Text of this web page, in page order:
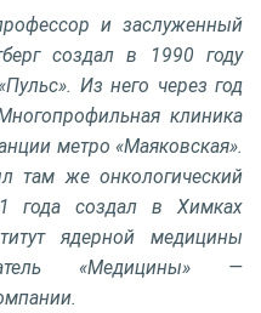
и заслуженный
создал в 1990 году
Из него через год
клиника
метро «Маяковская».
там же онкологический
года создал в Химках
ядерной медицины
«Медицины» —